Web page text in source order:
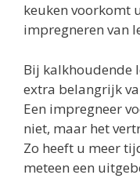
keuken voorkomt
impregneren van
Bij kalkhoudende
extra belangrijk
Een impregneer
niet, maar het
Zo heeft u meer
meteen een